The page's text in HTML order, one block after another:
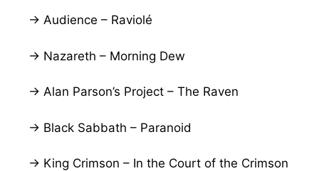
→ Audience – Raviolé
→ Nazareth – Morning Dew
→ Alan Parson’s Project – The Raven
→ Black Sabbath – Paranoid
→ King Crimson – In the Court of the Crimson